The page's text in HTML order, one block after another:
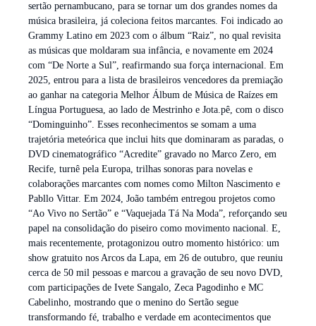
sertão pernambucano, para se tornar um dos grandes nomes da
música brasileira, já coleciona feitos marcantes. Foi indicado ao
Grammy Latino em 2023 com o álbum “Raiz”, no qual revisita
as músicas que moldaram sua infância, e novamente em 2024
com “De Norte a Sul”, reafirmando sua força internacional. Em
2025, entrou para a lista de brasileiros vencedores da premiação
ao ganhar na categoria Melhor Álbum de Música de Raízes em
Língua Portuguesa, ao lado de Mestrinho e Jota.pê, com o disco
“Dominguinho”. Esses reconhecimentos se somam a uma
trajetória meteórica que inclui hits que dominaram as paradas, o
DVD cinematográfico “Acredite” gravado no Marco Zero, em
Recife, turnê pela Europa, trilhas sonoras para novelas e
colaborações marcantes com nomes como Milton Nascimento e
Pabllo Vittar. Em 2024, João também entregou projetos como
“Ao Vivo no Sertão” e “Vaquejada Tá Na Moda”, reforçando seu
papel na consolidação do piseiro como movimento nacional. E,
mais recentemente, protagonizou outro momento histórico: um
show gratuito nos Arcos da Lapa, em 26 de outubro, que reuniu
cerca de 50 mil pessoas e marcou a gravação de seu novo DVD,
com participações de Ivete Sangalo, Zeca Pagodinho e MC
Cabelinho, mostrando que o menino do Sertão segue
transformando fé, trabalho e verdade em acontecimentos que